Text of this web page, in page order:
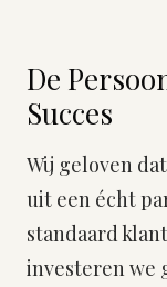
De
Succes
Wij geloven
uit een écht
standaard
investeren we